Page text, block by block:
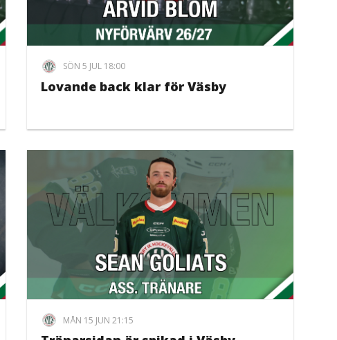
SÖN 5 JUL 18:00
Lovande back klar för Väsby
MÅN 15 JUN 21:15